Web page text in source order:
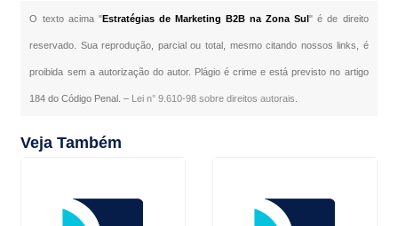
O texto acima "Estratégias de Marketing B2B na Zona Sul" é de direito
reservado. Sua reprodução, parcial ou total, mesmo citando nossos links, é
proibida sem a autorização do autor. Plágio é crime e está previsto no artigo
184 do Código Penal. – Lei n° 9.610-98 sobre direitos autorais
Veja Também